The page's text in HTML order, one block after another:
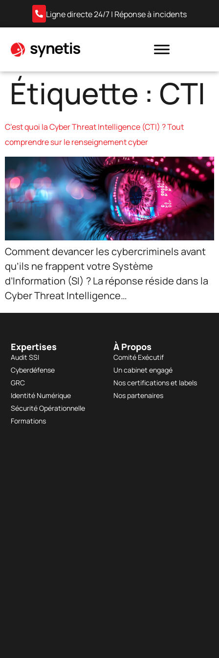
Ligne directe 24/7 | Réponse à incidents
Étiquette : CTI
C’est quoi la Cyber Threat Intelligence (CTI) ? Tout
comprendre sur le renseignement cyber
Comment devancer les cybercriminels avant
qu’ils ne frappent votre Système
d’Information (SI) ? La réponse réside dans la
Cyber Threat Intelligence…
Expertises
Audit SSI
Cyberdéfense
GRC
Identité Numérique
Sécurité Opérationnelle
Formations
À Propos
Comité Exécutif
Un cabinet engagé
Nos certifications et labels
Nos partenaires